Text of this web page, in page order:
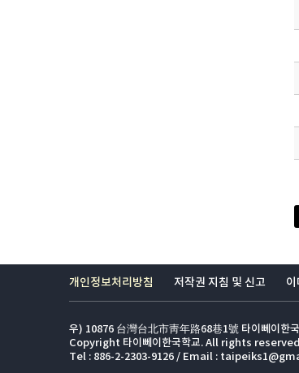
개인정보처리방침 저작권 지침 및 신고
우) 10876 台灣台北市靑年路68巷1號 타이뻬이한
Copyright 타이뻬이한국학교. All rights
Tel : 886-2-2303-9126 / Email :